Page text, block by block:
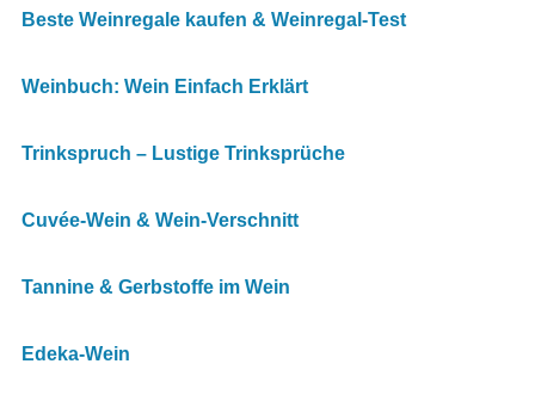
Beste Weinregale kaufen & Weinregal-Test
Weinbuch: Wein Einfach Erklärt
Trinkspruch – Lustige Trinksprüche
Cuvée-Wein & Wein-Verschnitt
Tannine & Gerbstoffe im Wein
Edeka-Wein